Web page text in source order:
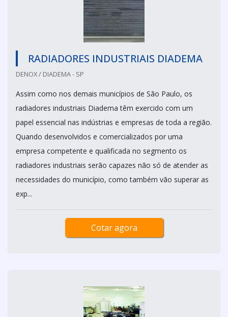
RADIADORES INDUSTRIAIS DIADEMA
DENOX / DIADEMA - SP
Assim como nos demais municípios de São Paulo, os
radiadores industriais Diadema têm exercido com um
papel essencial nas indústrias e empresas de toda a região.
Quando desenvolvidos e comercializados por uma
empresa competente e qualificada no segmento os
radiadores industriais serão capazes não só de atender as
necessidades do município, como também vão superar as
exp...
Cotar agora